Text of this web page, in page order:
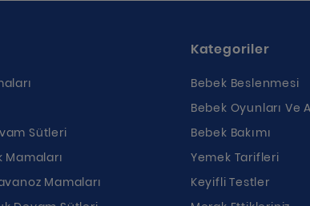
Sütleri
Mamaları
Mamaları
Kategoriler
Bebek Beslenmesi
Bebek Oyunları Ve
Bebek Bakımı
Yemek Tarifleri
Keyifli Testler